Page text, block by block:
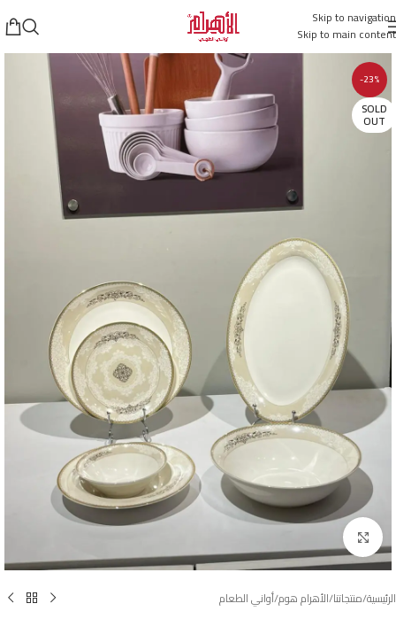
Skip to navigation
Skip to main content
-23%
SOLD
OUT
Click to enlarge
الرئيسية/منتجاتنا/الأهرام هوم/أواني الطعام